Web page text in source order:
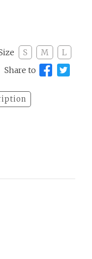
S M
L
Share to